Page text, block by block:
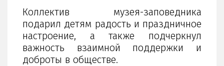
Коллектив музея-заповедника
подарил детям радость и праздничное
настроение, а также подчеркнул
важность взаимной поддержки и
доброты в обществе.